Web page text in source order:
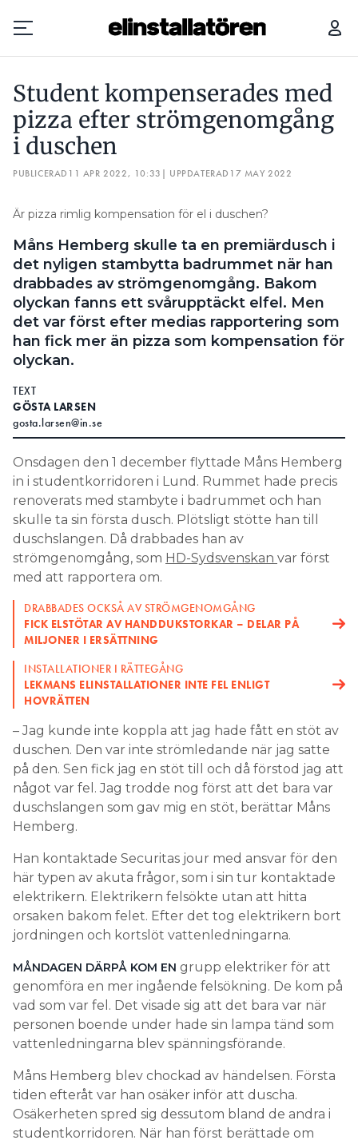
Prenumerera
Hantera prenumeration
Annonsera
Läs E-tidningen
Om tidningen
Kontakt
Personuppgifter
Student kompenserades med
pizza efter strömgenomgång
i duschen
PUBLICERAD 11 APR 2022, 10:33 | UPPDATERAD 17 MAY 2022
Är pizza rimlig kompensation för el i duschen?
Måns Hemberg skulle ta en premiärdusch i
det nyligen stambytta badrummet när han
drabbades av strömgenomgång. Bakom
olyckan fanns ett svårupptäckt elfel. Men
det var först efter medias rapportering som
han fick mer än pizza som kompensation för
olyckan.
TEXT
GÖSTA LARSEN
gosta.larsen@in.se
Onsdagen den 1 december flyttade Måns Hemberg
in i studentkorridoren i Lund. Rummet hade precis
renoverats med stambyte i badrummet och han
skulle ta sin första dusch. Plötsligt stötte han till
duschslangen. Då drabbades han av
strömgenomgång, som HD-Sydsvenskan var först
med att rapportera om.
DRABBADES OCKSÅ AV STRÖMGENOMGÅNG
FICK ELSTÖTAR AV HANDDUKSTORKAR – DELAR PÅ
MILJONER I ERSÄTTNING
INSTALLATIONER I RÄTTEGÅNG
LEKMANS ELINSTALLATIONER INTE FEL ENLIGT
HOVRÄTTEN
– Jag kunde inte koppla att jag hade fått en stöt av
duschen. Den var inte strömledande när jag satte
på den. Sen fick jag en stöt till och då förstod jag att
något var fel. Jag trodde nog först att det bara var
duschslangen som gav mig en stöt, berättar Måns
Hemberg.
Han kontaktade Securitas jour med ansvar för den
här typen av akuta frågor, som i sin tur kontaktade
elektrikern. Elektrikern felsökte utan att hitta
orsaken bakom felet. Efter det tog elektrikern bort
jordningen och kortslöt vattenledningarna.
MÅNDAGEN DÄRPÅ KOM EN grupp elektriker för att
genomföra en mer ingående felsökning. De kom på
vad som var fel. Det visade sig att det bara var när
personen boende under hade sin lampa tänd som
vattenledningarna blev spänningsförande.
Måns Hemberg blev chockad av händelsen. Första
tiden efteråt var han osäker inför att duscha.
Osäkerheten spred sig dessutom bland de andra i
studentkorridoren. När han först berättade om